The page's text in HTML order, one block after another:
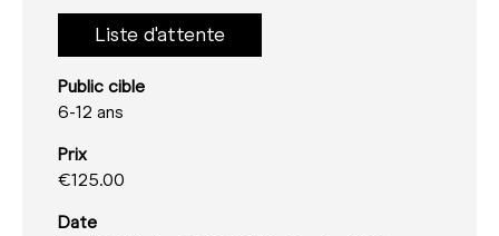
Liste d'attente
Public cible
6-12 ans
Prix
€125.00
Date